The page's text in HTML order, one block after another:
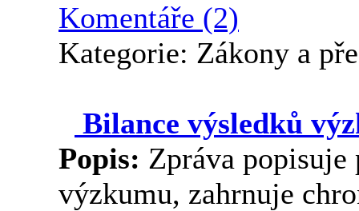
Komentáře (2)
Kategorie: Zákony a
Bilance výsledků
Popis: Zpráva popisuje
výzkumu, zahrnuje